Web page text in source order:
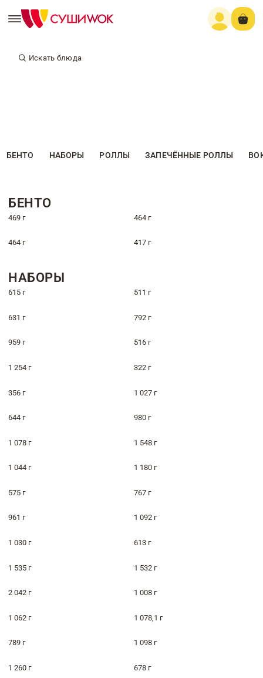
Искать блюда
БЕНТО НАБОРЫ РОЛЛЫ ЗАПЕЧЁННЫЕ РОЛЛЫ
БЕНТО
469 г 464 г
464 г 417 г
НАБОРЫ
615 г 511 г
631 г 792 г
959 г 516 г
1 254 г 322 г
356 г 1 027 г
644 г 980 г
1 078 г 1 548 г
1 044 г 1 180 г
575 г 767 г
961 г 1 092 г
1 030 г 613 г
1 535 г 1 532 г
2 042 г 1 008 г
1 062 г 1 078,1 г
789 г 1 098 г
1 260 г 678 г